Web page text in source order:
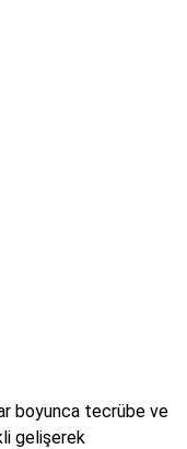
boyunca tecrübe ve
gelişerek